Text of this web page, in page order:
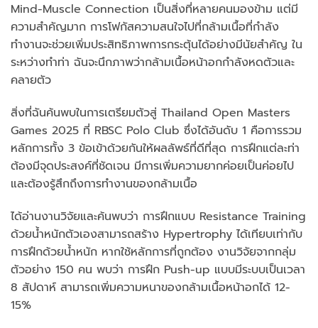
Mind-Muscle Connection เป็นสิ่งที่หลายคนมองข้าม แต่มี
ความสำคัญมาก การโฟกัสความสนใจไปที่กล้ามเนื้อที่กำลัง
ทำงานจะช่วยเพิ่มประสิทธิภาพการกระตุ้นได้อย่างมีนัยสำคัญ ใน
ระหว่างทำท่า ฉันจะนึกภาพว่ากล้ามเนื้อหน้าอกกำลังหดตัวและ
คลายตัว
สิ่งที่ฉันค้นพบในการเตรียมตัวสู่ Thailand Open Masters
Games 2025 ที่ RBSC Polo Club ซึ่งได้อันดับ 1 คือการรวม
หลักการทั้ง 3 ข้อเข้าด้วยกันให้ผลลัพธ์ที่ดีที่สุด การฝึกแต่ละท่า
ต้องมีจุดประสงค์ที่ชัดเจน มีการเพิ่มความยากค่อยเป็นค่อยไป
และต้องรู้สึกถึงการทำงานของกล้ามเนื้อ
ได้อ่านงานวิจัยและค้นพบว่า การฝึกแบบ Resistance Training
ด้วยน้ำหนักตัวเองสามารถสร้าง Hypertrophy ได้เทียบเท่ากับ
การฝึกด้วยน้ำหนัก หากใช้หลักการที่ถูกต้อง งานวิจัยจากกลุ่ม
ตัวอย่าง 150 คน พบว่า การฝึก Push-up แบบมีระบบเป็นเวลา
8 สัปดาห์ สามารถเพิ่มความหนาของกล้ามเนื้อหน้าอกได้ 12-
15%